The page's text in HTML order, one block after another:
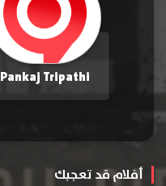
Pankaj Tripathi
أفلام قد تعجبك